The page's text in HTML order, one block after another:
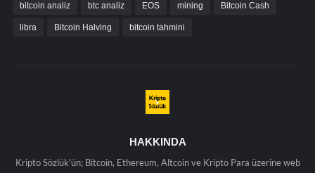
bitcoin analiz btc analiz EOS mining Bitcoin Cash
libra Bitcoin Halving bitcoin tahmini
HAKKINDA
Kripto Sözlük'ün; Bitcoin, Ethereum, Altcoin ve Kripto Para üzerine web